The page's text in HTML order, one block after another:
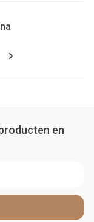
en